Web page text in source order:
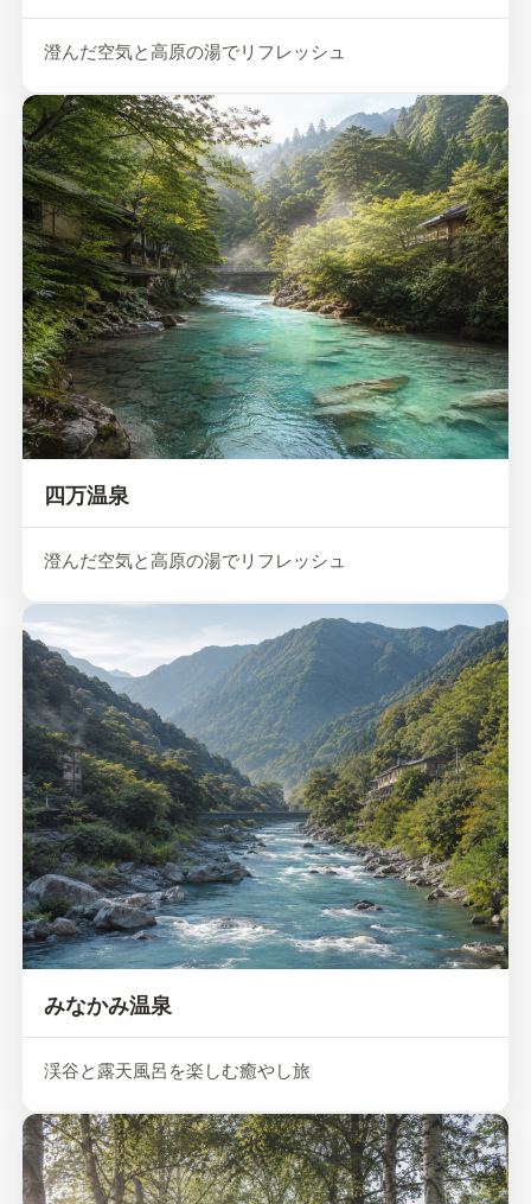
澄んだ空気と高原の湯でリフレッシュ
四万温泉
澄んだ空気と高原の湯でリフレッシュ
みなかみ温泉
渓谷と露天風呂を楽しむ癒やし旅